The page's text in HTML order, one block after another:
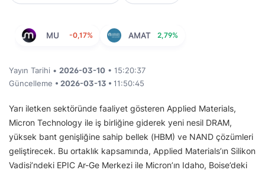
MU -0,17% AMAT 2,79%
Yayın Tarihi • 2026-03-10 • 15:20:37
Güncelleme • 2026-03-13 • 11:50:45
Yarı iletken sektöründe faaliyet gösteren Applied Materials,
Micron Technology ile iş birliğine giderek yeni nesil DRAM,
yüksek bant genişliğine sahip bellek (HBM) ve NAND çözümleri
geliştirecek. Bu ortaklık kapsamında, Applied Materials’ın Silikon
Vadisi’ndeki EPIC Ar-Ge Merkezi ile Micron’ın Idaho, Boise’deki